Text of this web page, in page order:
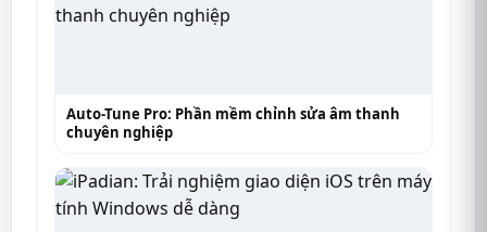
Auto-Tune Pro: Phần mềm chỉnh sửa âm thanh
chuyên nghiệp